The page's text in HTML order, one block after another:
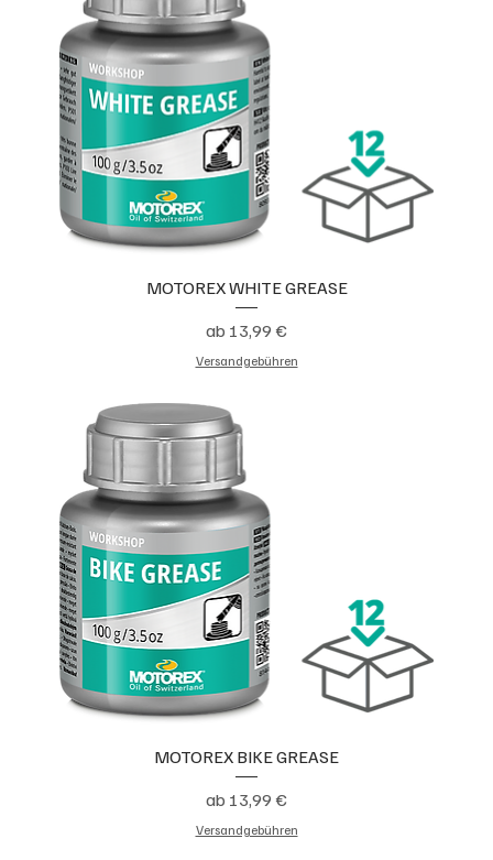
MOTOREX WHITE GREASE
ab 13,99 €
Sale-Preis
Versandgebühren
MOTOREX BIKE GREASE
ab 13,99 €
Sale-Preis
Versandgebühren